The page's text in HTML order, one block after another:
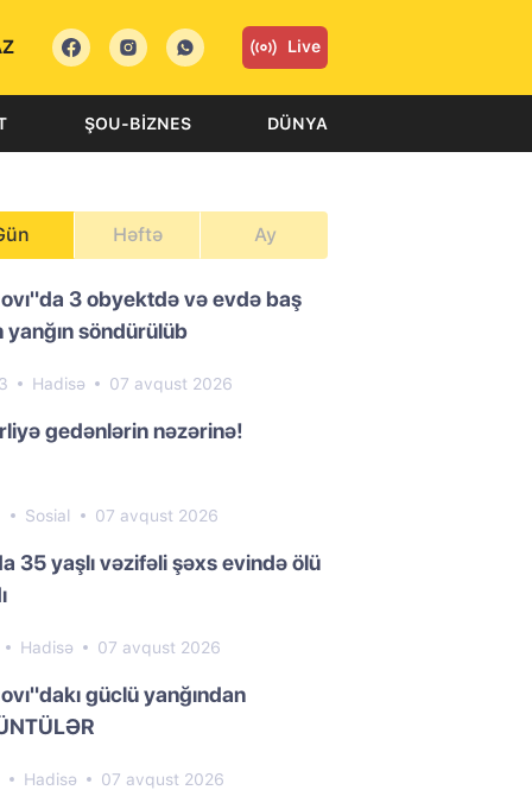
Live
ŞOU-BIZNES DÜNYA
Həftə Ay
3 obyektdə və evdə baş
yanğın söndürülüb
Hadisə 07 avqust 2026
gedənlərin nəzərinə!
Sosial 07 avqust 2026
35 yaşlı vəzifəli şəxs evində ölü
Hadisə 07 avqust 2026
güclü yanğından
Hadisə 07 avqust 2026